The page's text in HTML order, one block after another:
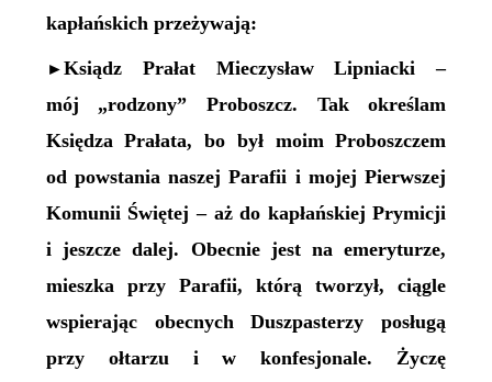
kapłańskich przeżywają:
►Ksiądz Prałat Mieczysław Lipniacki –
mój „rodzony” Proboszcz. Tak określam
Księdza Prałata, bo był moim Proboszczem
od powstania naszej Parafii i mojej Pierwszej
Komunii Świętej – aż do kapłańskiej Prymicji
i jeszcze dalej. Obecnie jest na emeryturze,
mieszka przy Parafii, którą tworzył, ciągle
wspierając obecnych Duszpasterzy posługą
przy ołtarzu i w konfesjonale. Życzę